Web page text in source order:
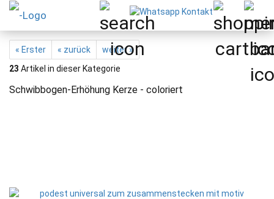
« Erster « zurück
weiter »
23 Artikel in dieser Kategorie
Schwibbogen-Erhöhung Kerze - coloriert